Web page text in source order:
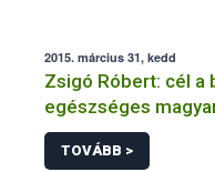
2015. március 31, kedd
Zsigó Róbert: cél a
egészséges
TOVÁBB >